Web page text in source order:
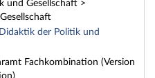
und Gesellschaft >
der Politik und
Fachkombination (Version